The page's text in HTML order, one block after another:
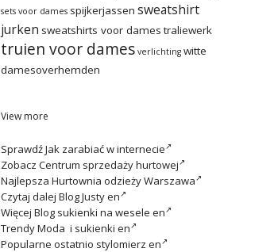
sets voor dames spijkerjassen sweatshirt
jurken sweatshirts voor damestraliewerk
truien voor dames verlichting witte
damesoverhemden
View more
SprawdźJak zarabiać w internecie
Zobacz Centrum sprzedaży hurtowej
Najlepsza Hurtownia odzieży Warszawa
Czytaj dalej Blog Justy en
Więcej Blog sukienki na wesele en
TrendyModa i sukienki en
Popularne ostatnio stylomierz en